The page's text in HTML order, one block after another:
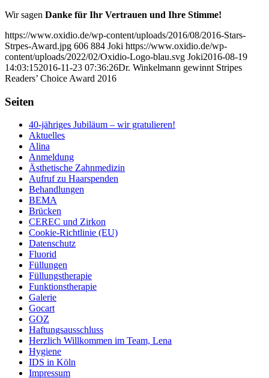
Wir sagen Danke für Ihr Vertrauen und Ihre Stimme!
https://www.oxidio.de/wp-content/uploads/2016/08/2016-Stars-
Strpes-Award.jpg 606 884 Joki https://www.oxidio.de/wp-
content/uploads/2022/02/Oxidio-Logo-blau.svg Joki2016-08-19
14:03:152016-11-23 07:36:26Dr. Winkelmann gewinnt Stripes
Readers’ Choice Award 2016
Seiten
40-jähriges Jubiläum – wir gratulieren!
Aktuelles
Alina
Anmeldung
Ästhetische Zahnmedizin
Aufruf zu Haarspenden
Behandlungen
BEMA
Brücken
CEREC und Zirkon
Cookie-Richtlinie (EU)
Datenschutz
Fluorid
Füllungen
Füllungstherapie
Funktionstherapie
Galerie
Gocart
GOZ
Haftungsausschluss
Herzlich Willkommen im Team, Lena
Hygiene
IDS in Köln
Impressum